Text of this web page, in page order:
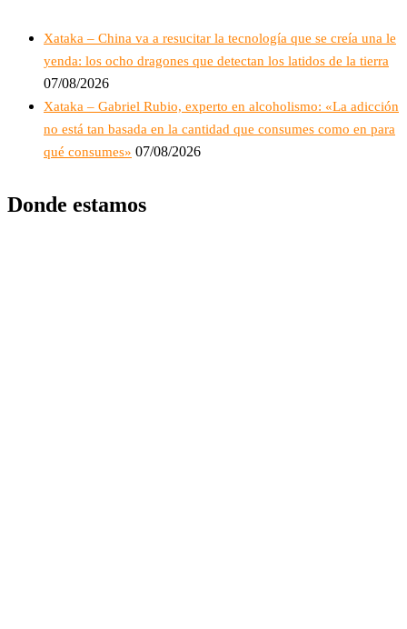
Xataka – China va a resucitar la tecnología que se creía una le
yenda: los ocho dragones que detectan los latidos de la tierra
07/08/2026
Xataka – Gabriel Rubio, experto en alcoholismo: «La adicción
no está tan basada en la cantidad que consumes como en para
qué consumes» 07/08/2026
Donde estamos